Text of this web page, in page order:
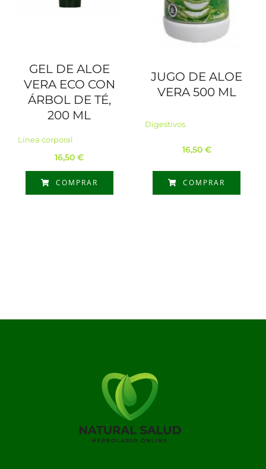
GEL DE ALOE
VERA ECO CON
ÁRBOL DE TÉ,
200 ML
Línea corporal
16,50€
COMPRAR
JUGO DE ALOE
VERA 500 ML
Digestivos
16,50 €
COMPRAR